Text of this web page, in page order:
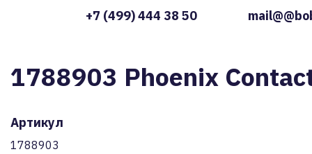
+7 (499) 444 38 50
1788903 Phoenix
Артикул
1788903